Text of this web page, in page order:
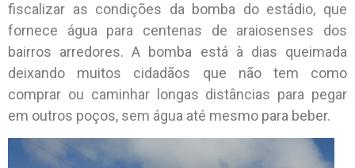
fiscalizar as condições da bomba do estádio, que
fornece água para centenas de araiosenses dos
bairros arredores. A bomba está à dias queimada
deixando muitos cidadãos que não tem como
comprar ou caminhar longas distâncias para pegar
em outros poços, sem água até mesmo para beber.